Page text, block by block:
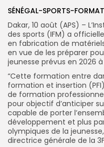
SÉNÉGAL-SPORTS-
Dakar, 10 août (APS) –
des sports (IFM) a
en fabrication de
en vue de les préparer
jeunesse prévus en 2026 à
“Cette formation entre
formation et insertion
de formation
pour objectif d’anticiper
capable de porter
développement et plus
olympiques de la
directrice générale de la